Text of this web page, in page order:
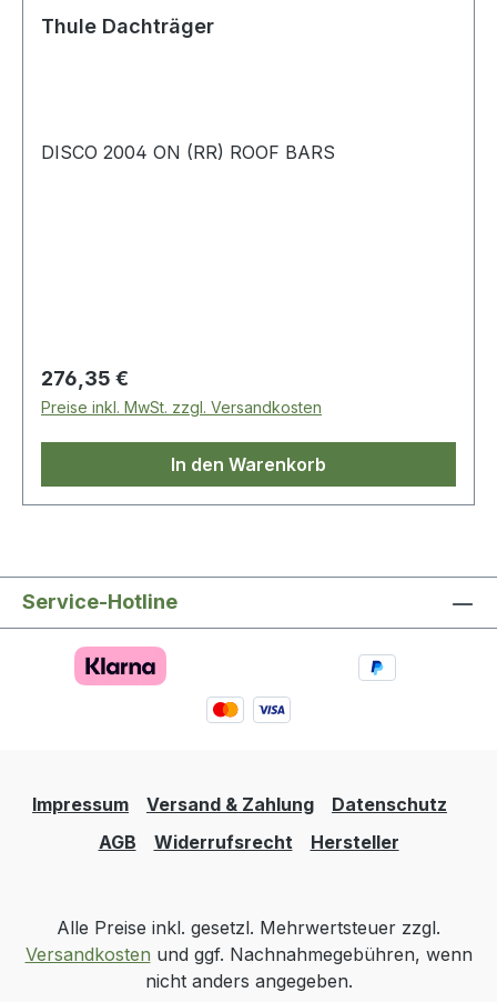
Thule Dachträger
DISCO 2004 ON (RR) ROOF BARS
Regulärer Preis:
276,35 €
Preise inkl. MwSt. zzgl. Versandkosten
In den Warenkorb
Service-Hotline
Impressum Versand & Zahlung
Datenschutz
AGB
Widerrufsrecht Hersteller
Alle Preise inkl. gesetzl. Mehrwertsteuer zzgl.
Versandkosten und ggf. Nachnahmegebühren, wenn
nicht anders angegeben.